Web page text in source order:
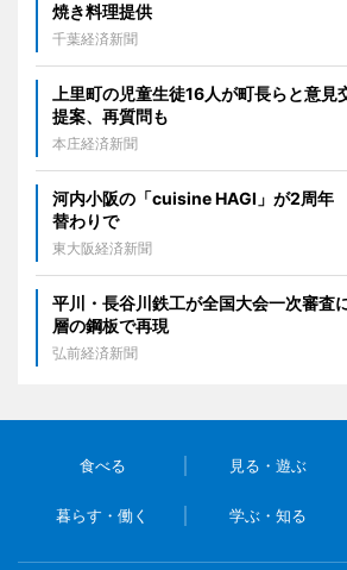
焼き料理提供
千葉経済新聞
上里町の児童生徒16人が町長らと意
提案、再質問も
本庄経済新聞
河内小阪の「cuisine HAGI」が2周年
替わりで
東大阪経済新聞
平川・長谷川鉄工が全国大会一次審
層の鋼板で再現
弘前経済新聞
食べる 見る・遊ぶ
暮らす・働く 学ぶ・知る